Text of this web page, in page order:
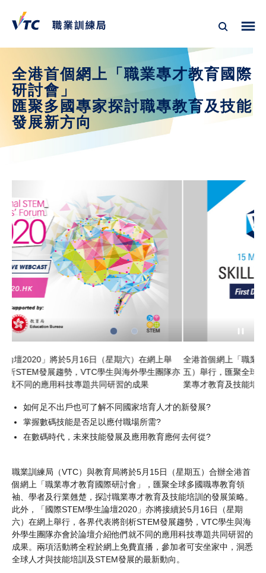
全港首個網上「職業專才教育國際
研討會」
匯聚多國專家探討職專教育及技能
發展新方向
）在網上舉
外學生團隊亦
成果
全港首個網上「職業專才教育國際研討會」將於5月15日
五）舉行，匯聚全球多國職專教育領袖、學者及行業翹
業專才教育及技能培訓的發展策略
如何足不出戶也可了解不同國家培育人才的新發展?
掌握數碼技能是否足以應付職場所需?
在數碼時代，未來技能發展及應用教育應何去何從?
職業訓練局（VTC）與教育局將於5月15日（星期五）合辦全港首
個網上「職業專才教育國際研討會」，匯聚全球多國職專教育領
袖、學者及行業翹楚，探討職業專才教育及技能培訓的發展策略。
此外，「國際STEM學生論壇2020」亦將接續於5月16日（星期
六）在網上舉行，各界代表將剖析STEM發展趨勢，VTC學生與海
外學生團隊亦會於論壇介紹他們就不同的應用科技專題共同研習的
成果。兩項活動將全程於網上免費直播，參加者可安坐家中，洞悉
全球人才與技能培訓及STEM發展的最新動向。